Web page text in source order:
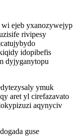
ejeb yxanozywejyp
rivipesy
idopibefis
dyjyganytopu
ymuk
aret yl cirefazavato
aqynyciv
guse